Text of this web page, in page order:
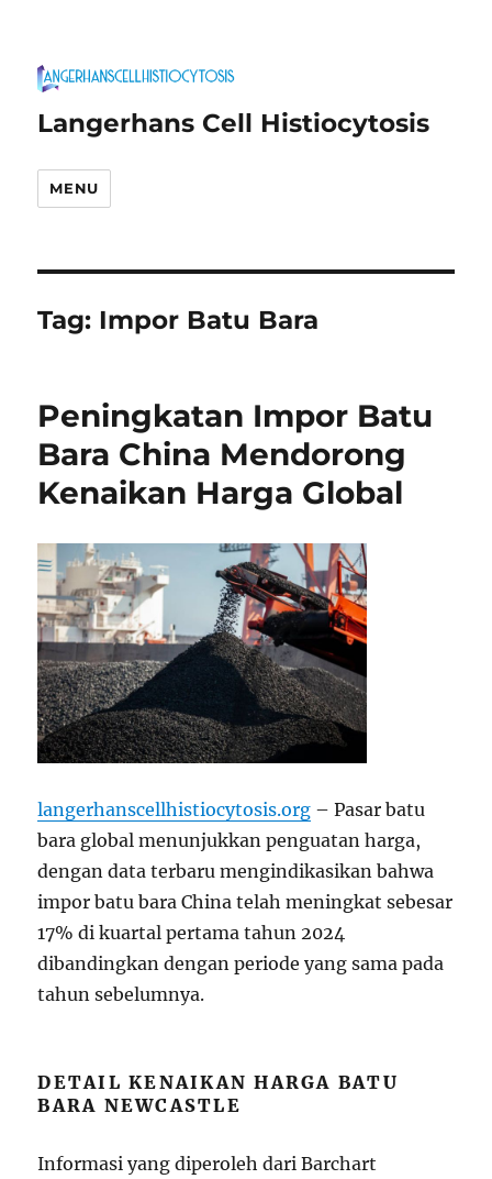
Langerhans Cell Histiocytosis
MENU
Tag: Impor Batu Bara
Peningkatan Impor Batu
Bara China Mendorong
Kenaikan Harga Global
langerhanscellhistiocytosis.org – Pasar batu
bara global menunjukkan penguatan harga,
dengan data terbaru mengindikasikan bahwa
impor batu bara China telah meningkat sebesar
17% di kuartal pertama tahun 2024
dibandingkan dengan periode yang sama pada
tahun sebelumnya.
DETAIL KENAIKAN HARGA BATU
BARA NEWCASTLE
Informasi yang diperoleh dari Barchart